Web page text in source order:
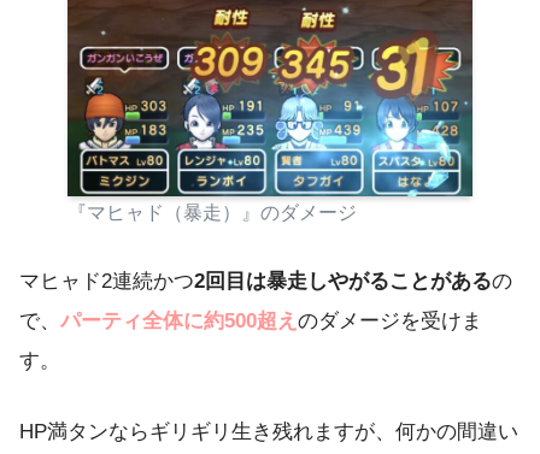
『マヒャド（暴走）』のダメージ
マヒャド2連続かつ2回目は暴走しやがることがあるの
で、 パーティ全体に約500超え のダメージを受けま
す。
HP満タンならギリギリ生き残れますが、何かの間違い